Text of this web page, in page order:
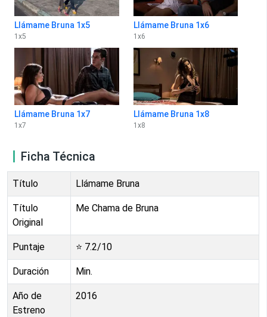
Llámame Bruna 1x5
1 x5
Llámame Bruna 1x6
1 x6
Llámame Bruna 1x7
1 x7
Llámame Bruna 1x8
1 x8
Ficha Técnica
Título Llámame Bruna
Título
Original
Me Chama de Bruna
Puntaje ⭐ 7.2/10
Duración Min.
Año de
Estreno
2016